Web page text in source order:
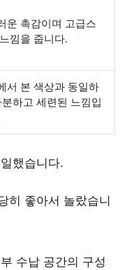
운 촉감이며 고급스
낌을 줍니다.
서 본 색상과 동일하
하고 세련된 느낌입
했습니다.
히 좋아서 놀랐습니
수납 공간의 구성